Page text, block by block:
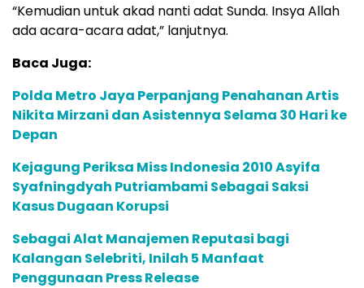
“Kemudian untuk akad nanti adat Sunda. Insya Allah
ada acara-acara adat,” lanjutnya.
Baca Juga:
Polda Metro Jaya Perpanjang Penahanan Artis
Nikita Mirzani dan Asistennya Selama 30 Hari ke
Depan
Kejagung Periksa Miss Indonesia 2010 Asyifa
Syafningdyah Putriambami Sebagai Saksi
Kasus Dugaan Korupsi
Sebagai Alat Manajemen Reputasi bagi
Kalangan Selebriti, Inilah 5 Manfaat
Penggunaan Press Release